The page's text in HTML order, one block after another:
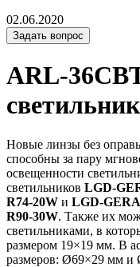
02.06.2020
Задать вопрос
ARL-
Новые линзы без
способны за пару
освещенности
светильников LGD-
R74-20W и LGD-
R90-30W. Также их
светильниками, в
размером 19×19 мм. В
размеров: Ø69×29 мм и